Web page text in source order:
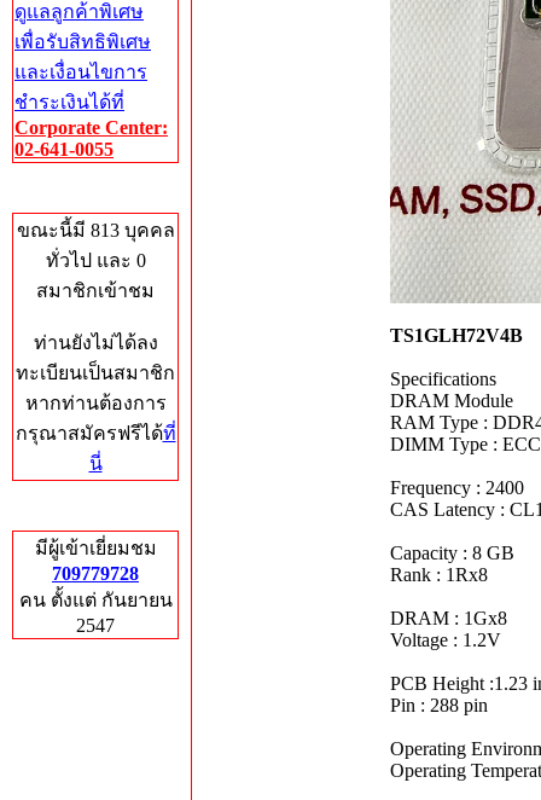
ดูแลลูกค้าพิเศษ
เพื่อรับสิทธิพิเศษ
และเงื่อนไขการ
ชำระเงินได้ที่
Corporate Center:
02-641-0055
ขณะนี้มี 813 บุคคล
ทั่วไป และ 0
สมาชิกเข้าชม
ท่านยังไม่ได้ลง
ทะเบียนเป็นสมาชิก
หากท่านต้องการ
กรุณาสมัครฟรีได้ที่
นี่
มีผู้เข้าเยี่ยมชม
709779728
คน ตั้งแต่ กันยายน
2547
TS1GLH72V4B
Specifications
DRAM Module
RAM Type :
DIMM Type :
Frequency : 2400
CAS Latency :
Capacity : 8 GB
Rank : 1Rx8
DRAM : 1Gx8
Voltage : 1.2V
PCB Height :1.23
Pin : 288 pin
Operating
Operating